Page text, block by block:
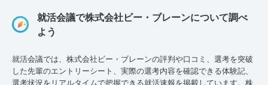
就活会議で株式会社ビー・ブレーンについて調べ
よう
就活会議では、株式会社ビー・ブレーンの評判や口コミ、選考を突破
した先輩のエントリーシート、実際の選考内容を確認できる体験記、
選考状況をリアルタイムで把握できる就活速報を掲載しています。株